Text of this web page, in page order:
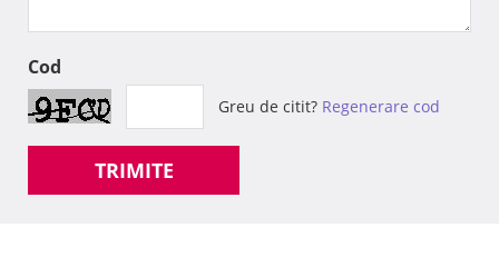
Cod
Greu de citit? Regenerare cod
TRIMITE